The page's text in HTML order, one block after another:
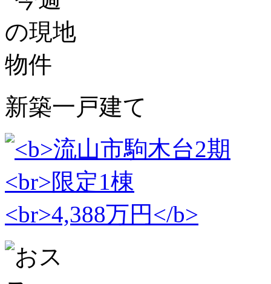
新築一戸建て